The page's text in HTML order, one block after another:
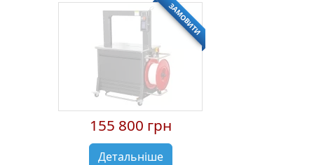
ЗАМОВИТИ
155 800 грн
Детальніше